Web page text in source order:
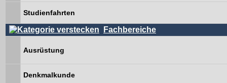
Studienfahrten
Fachbereiche
Ausrüstung
Denkmalkunde